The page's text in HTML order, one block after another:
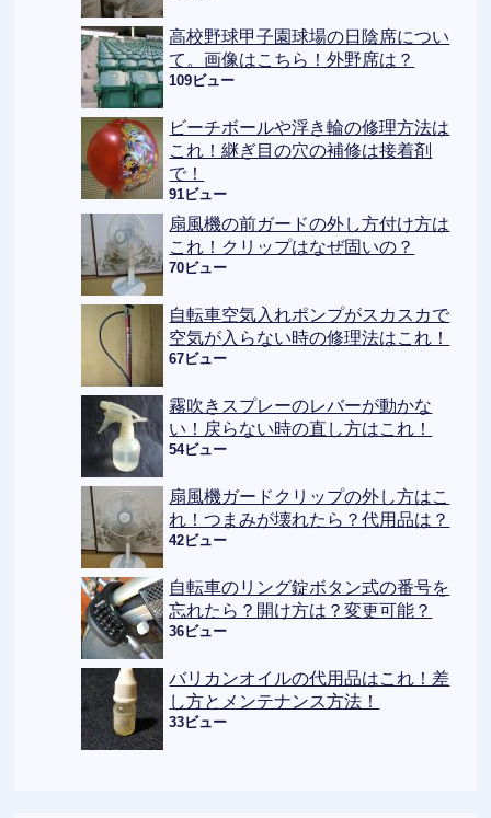
高校野球甲子園球場の日陰席につい
て。画像はこちら！外野席は？
109ビュー
ビーチボールや浮き輪の修理方法は
これ！継ぎ目の穴の補修は接着剤
で！
91ビュー
扇風機の前ガードの外し方付け方は
これ！クリップはなぜ固いの？
70ビュー
自転車空気入れポンプがスカスカで
空気が入らない時の修理法はこれ！
67ビュー
霧吹きスプレーのレバーが動かな
い！戻らない時の直し方はこれ！
54ビュー
扇風機ガードクリップの外し方はこ
れ！つまみが壊れたら？代用品は？
42ビュー
自転車のリング錠ボタン式の番号を
忘れたら？開け方は？変更可能？
36ビュー
バリカンオイルの代用品はこれ！差
し方とメンテナンス方法！
33ビュー